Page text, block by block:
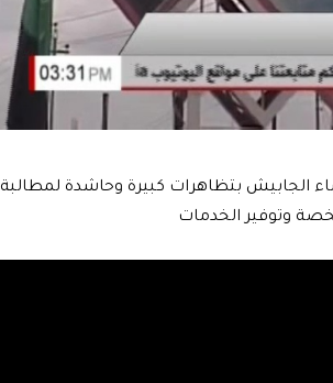
الجابيش بتظاهرات كبيرة وحاشدة
وتوفير الخدمات